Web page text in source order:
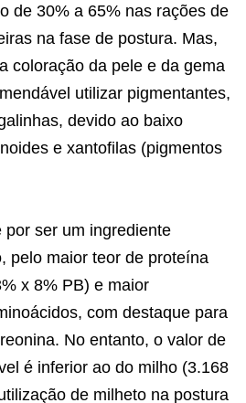
de 30% a 65% nas rações de
na fase de postura. Mas,
coloração da pele e da gema
utilizar pigmentantes,
devido ao baixo
e xantofilas (pigmentos
por ser um ingrediente
pelo maior teor de proteína
x 8% PB) e maior
com destaque para
No entanto, o valor de
é inferior ao do milho (3.168
de milheto na postura